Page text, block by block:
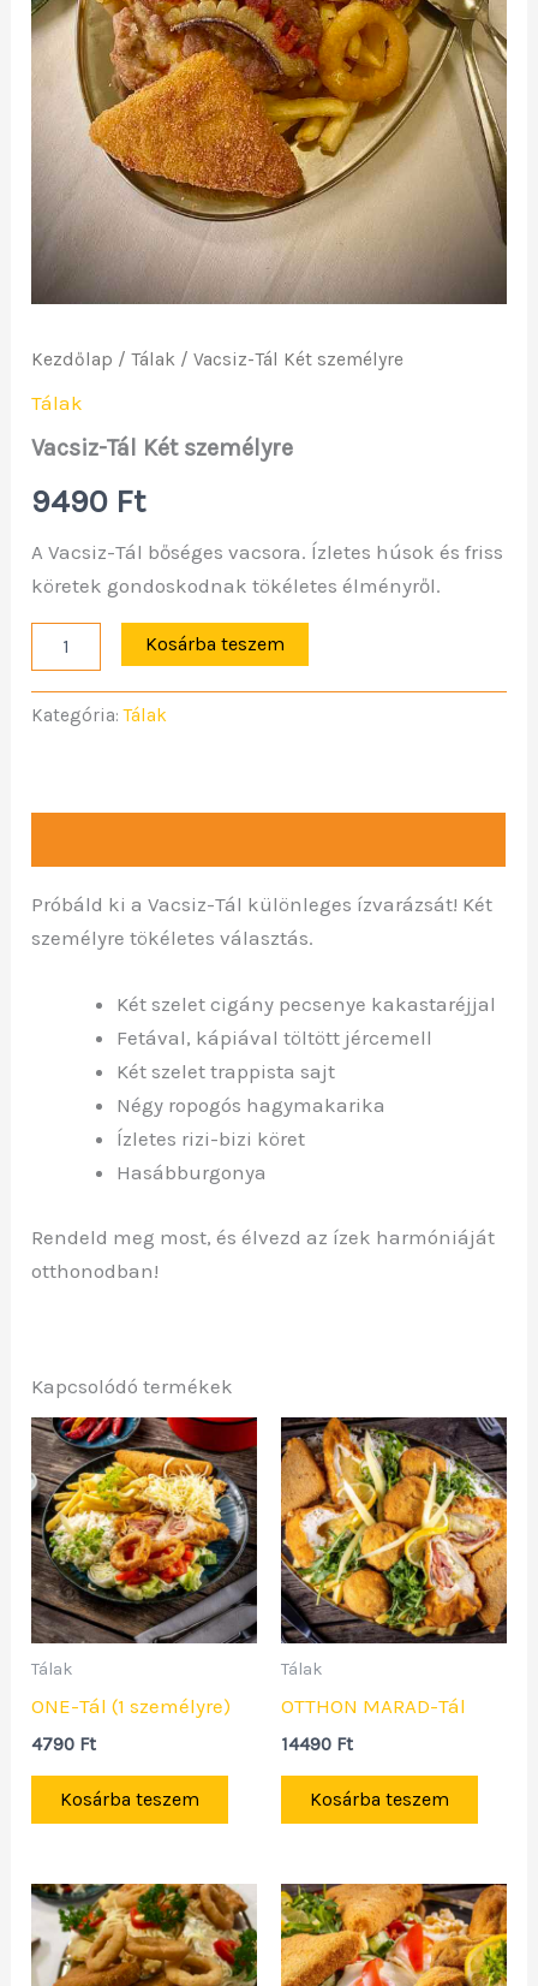
Kezdőlap /Tálak / Vacsiz-Tál Két személyre
Tálak
Vacsiz-Tál Két személyre
9490 Ft
A Vacsiz-Tál bőséges vacsora. Ízletes húsok és friss
köretek gondoskodnak tökéletes élményről.
Kosárba teszem
Kategória:Tálak
Próbáld ki a Vacsiz-Tál különleges ízvarázsát! Két
személyre tökéletes választás.
Két szelet cigány pecsenye kakastaréjjal
Fetával, kápiával töltött jércemell
Két szelet trappista sajt
Négy ropogós hagymakarika
Ízletes rizi-bizi köret
Hasábburgonya
Rendeld meg most, és élvezd az ízek harmóniáját
otthonodban!
Kapcsolódó termékek
Tálak
ONE-Tál (1 személyre)
4790 Ft
Kosárba teszem
Tálak
OTTHON MARAD-Tál
14490 Ft
Kosárba teszem